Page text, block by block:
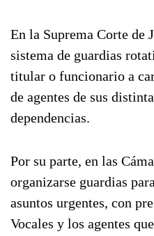
En la Suprema Corte de
sistema de guardias
titular o funcionario a
de agentes de sus
dependencias.
Por su parte, en las
organizarse guardias
asuntos urgentes, con
Vocales y los agentes